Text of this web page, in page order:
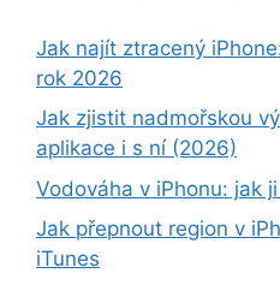
Jak najít ztracený
rok 2026
Jak zjistit nadmořskou
aplikace i s ní (2026)
Vodováha v iPhonu: jak
Jak přepnout region v
iTunes